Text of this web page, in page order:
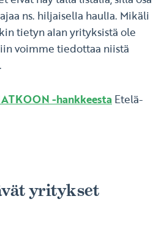
ns. hiljaisella haulla. Mikäli
tietyn alan yrityksistä ole
voimme tiedottaa niistä
-hankkeesta Etelä-
yritykset